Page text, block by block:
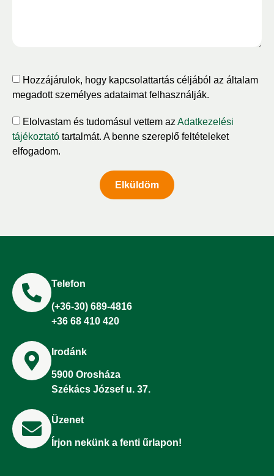
Hozzájárulok, hogy kapcsolattartás céljából az általam
megadott személyes adataimat felhasználják.
Elolvastam és tudomásul vettem az Adatkezelési
tájékoztató tartalmát. A benne szereplő feltételeket
elfogadom.
Elküldöm
Telefon
(+36-30) 689-4816
+36 68 410 420
Irodánk
5900 Orosháza
Székács József u. 37.
Üzenet
Írjon nekünk a fenti űrlapon!